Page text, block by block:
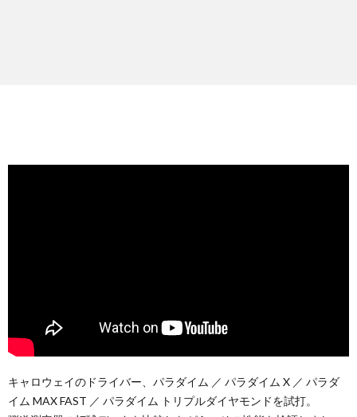
キャロウェイのドライバー、パラダイム ／ パラダイム X ／ パラダ
イム MAX FAST ／ パラダイム トリプルダイヤモンドを試打。